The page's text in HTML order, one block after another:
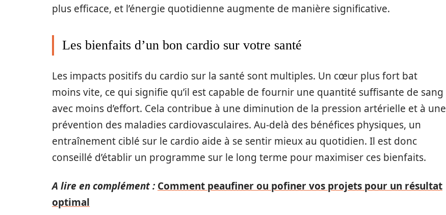
plus efficace, et l’énergie quotidienne augmente de manière significative.
Les bienfaits d’un bon cardio sur votre santé
Les impacts positifs du cardio sur la santé sont multiples. Un cœur plus fort bat
moins vite, ce qui signifie qu’il est capable de fournir une quantité suffisante de sang
avec moins d’effort. Cela contribue à une diminution de la pression artérielle et à une
prévention des maladies cardiovasculaires. Au-delà des bénéfices physiques, un
entraînement ciblé sur le cardio aide à se sentir mieux au quotidien. Il est donc
conseillé d’établir un programme sur le long terme pour maximiser ces bienfaits.
A lire en complément : Comment peaufiner ou pofiner vos projets pour un résultat
optimal